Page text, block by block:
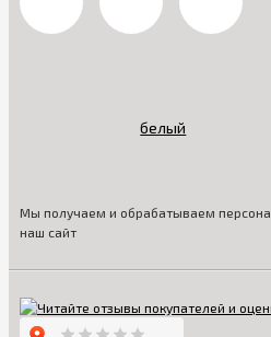
Мы получаем и обрабатываем
наш сайт